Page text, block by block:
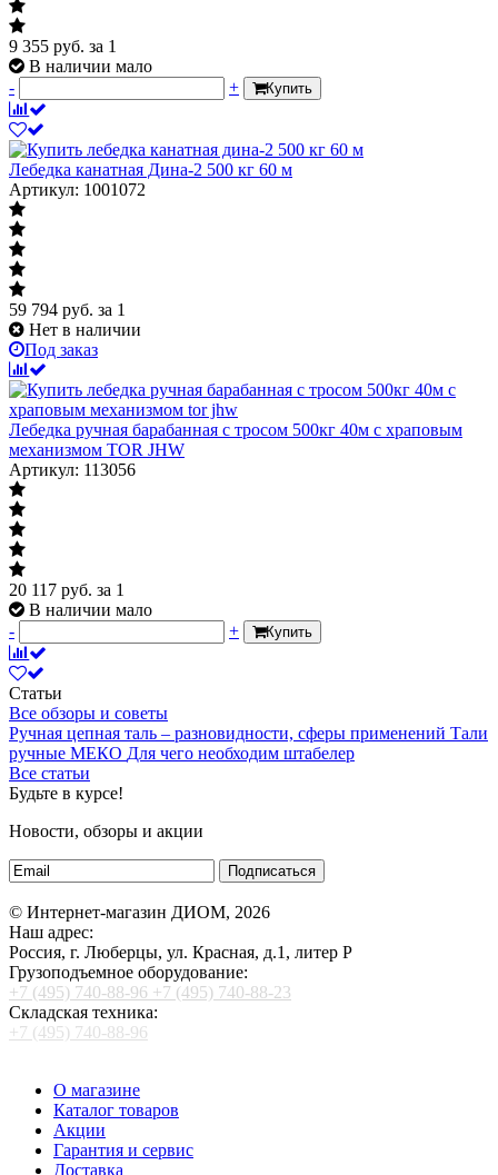
9 355 руб. за 1
В наличии мало
-
+ Купить
Лебедка канатная Дина-2 500 кг 60 м
Артикул: 1001072
59 794 руб. за 1
Нет в наличии
Под заказ
Лебедка ручная барабанная с тросом 500кг 40м с храповым
механизмом TOR JHW
Артикул: 113056
20 117 руб. за 1
В наличии мало
-
+ Купить
Статьи
Все обзоры и советы
Ручная цепная таль – разновидности, сферы применений Тали
ручные МЕКО Для чего необходим штабелер
Все статьи
Будьте в курсе!
Новости, обзоры и акции
Подписаться
© Интернет-магазин ДИОМ, 2026
Наш адрес:
Россия, г. Люберцы, ул. Красная, д.1, литер Р
Грузоподъемное оборудование:
+7 (495) 740-88-96 +7 (495) 740-88-23
Складская техника:
+7 (495) 740-88-96
О магазине
Каталог товаров
Акции
Гарантия и сервис
Доставка